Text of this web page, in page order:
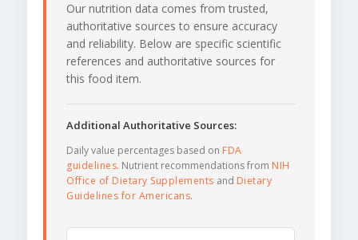
Our nutrition data comes from trusted,
authoritative sources to ensure accuracy
and reliability. Below are specific scientific
references and authoritative sources for
this food item.
Additional Authoritative Sources:
Daily value percentages based on FDA
guidelines. Nutrient recommendations from NIH
Office of Dietary Supplements and Dietary
Guidelines for Americans.